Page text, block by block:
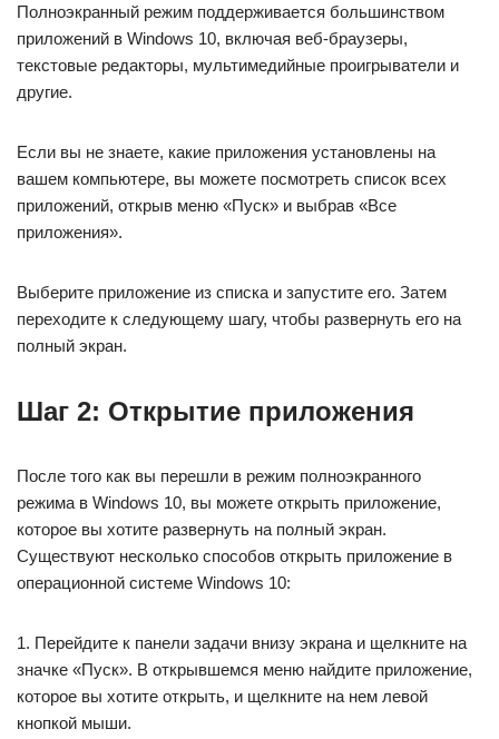
Полноэкранный режим поддерживается большинством
приложений в Windows 10, включая веб-браузеры,
текстовые редакторы, мультимедийные проигрыватели и
другие.
Если вы не знаете, какие приложения установлены на
вашем компьютере, вы можете посмотреть список всех
приложений, открыв меню «Пуск» и выбрав «Все
приложения».
Выберите приложение из списка и запустите его. Затем
переходите к следующему шагу, чтобы развернуть его на
полный экран.
Шаг 2: Открытие приложения
После того как вы перешли в режим полноэкранного
режима в Windows 10, вы можете открыть приложение,
которое вы хотите развернуть на полный экран.
Существуют несколько способов открыть приложение в
операционной системе Windows 10:
1. Перейдите к панели задачи внизу экрана и щелкните на
значке «Пуск». В открывшемся меню найдите приложение,
которое вы хотите открыть, и щелкните на нем левой
кнопкой мыши.